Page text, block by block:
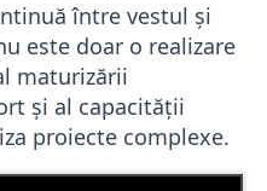
între vestul și
este doar o realizare
maturizării
și al capacității
proiecte complexe.